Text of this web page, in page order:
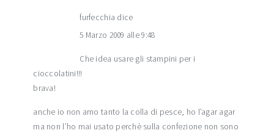
furfecchia dice
5 Marzo 2009 alle 9:48
Che idea usare gli stampini per i
cioccolatini!!!
brava!
anche io non amo tanto la colla di pesce, ho l’agar agar
ma non l’ho mai usato perchè sulla confezione non sono